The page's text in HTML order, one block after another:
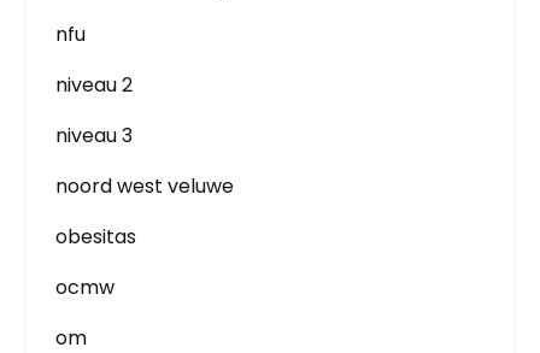
nfu
niveau 2
niveau 3
noord west veluwe
obesitas
ocmw
om